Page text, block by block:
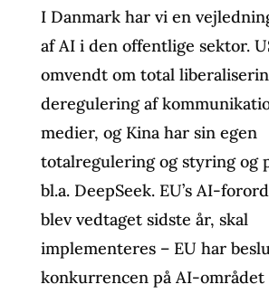
I Danmark har vi en
af AI i den offentlige sektor.
omvendt om total
deregulering af
medier, og Kina har sin egen
totalregulering og styring og
bl.a. DeepSeek. EU’s AI-
blev vedtaget sidste år, skal
implementeres – EU har
konkurrencen på AI-området